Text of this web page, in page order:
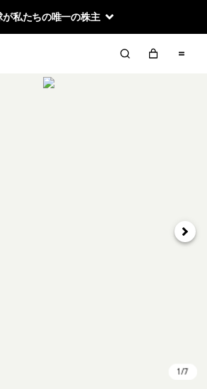
が私たちの唯一の株主
次へ